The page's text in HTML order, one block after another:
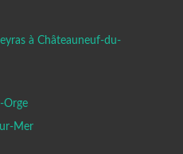
à Châteauneuf-du-
Orge
Mer